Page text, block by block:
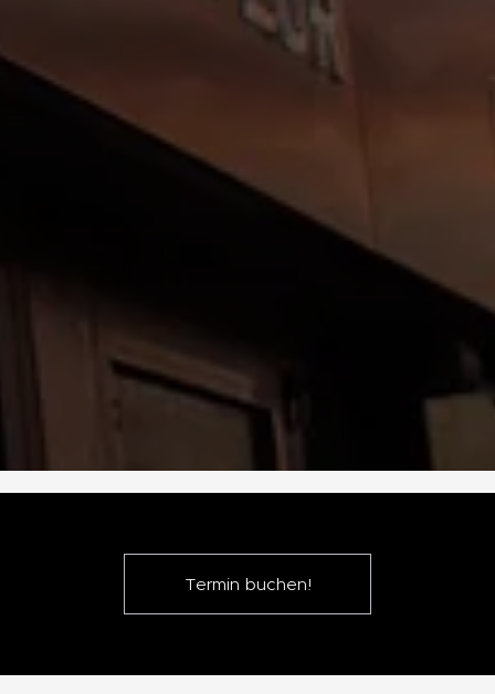
Termin buchen!